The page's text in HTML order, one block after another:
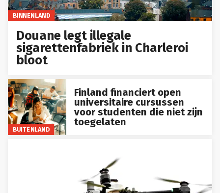
BINNENLAND
Douane legt illegale
sigarettenfabriek in Charleroi
bloot
BUITENLAND
Finland financiert open
universitaire cursussen
voor studenten die niet zijn
toegelaten